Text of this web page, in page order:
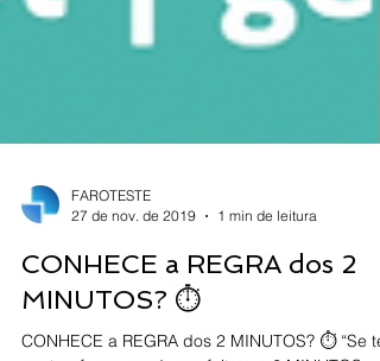
27 de nov. de 2019
1 min de leitura
CONHECE a REGRA dos 2
MINUTOS? ⏱️